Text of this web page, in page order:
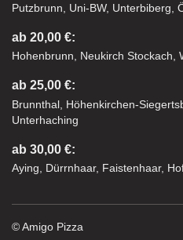
Putzbrunn, Uni-BW, Unterbiberg,
ab 20,00 €:
Hohenbrunn, Neukirch Stockach,
ab 25,00 €:
Brunnthal, Höhenkirchen-
Unterhaching
ab 30,00 €:
Aying, Dürrnhaar, Faistenhaar,
© Amigo Pizza